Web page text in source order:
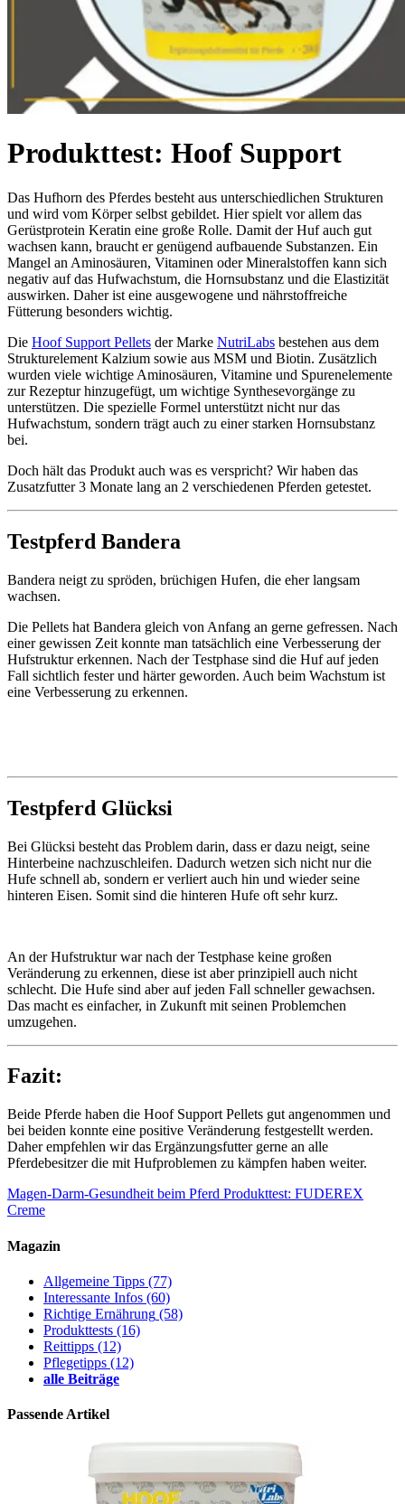
Produkttest: Hoof Support
Das Hufhorn des Pferdes besteht aus unterschiedlichen Strukturen
und wird vom Körper selbst gebildet. Hier spielt vor allem das
Gerüstprotein Keratin eine große Rolle. Damit der Huf auch gut
wachsen kann, braucht er genügend aufbauende Substanzen. Ein
Mangel an Aminosäuren, Vitaminen oder Mineralstoffen kann sich
negativ auf das Hufwachstum, die Hornsubstanz und die Elastizität
auswirken. Daher ist eine ausgewogene und nährstoffreiche
Fütterung besonders wichtig.
Die Hoof Support Pellets der Marke NutriLabs bestehen aus dem
Strukturelement Kalzium sowie aus MSM und Biotin. Zusätzlich
wurden viele wichtige Aminosäuren, Vitamine und Spurenelemente
zur Rezeptur hinzugefügt, um wichtige Synthesevorgänge zu
unterstützen. Die spezielle Formel unterstützt nicht nur das
Hufwachstum, sondern trägt auch zu einer starken Hornsubstanz
bei.
Doch hält das Produkt auch was es verspricht? Wir haben das
Zusatzfutter 3 Monate lang an 2 verschiedenen Pferden getestet.
Testpferd Bandera
Bandera neigt zu spröden, brüchigen Hufen, die eher langsam
wachsen.
Die Pellets hat Bandera gleich von Anfang an gerne gefressen. Nach
einer gewissen Zeit konnte man tatsächlich eine Verbesserung der
Hufstruktur erkennen. Nach der Testphase sind die Huf auf jeden
Fall sichtlich fester und härter geworden. Auch beim Wachstum ist
eine Verbesserung zu erkennen.
Testpferd Glücksi
Bei Glücksi besteht das Problem darin, dass er dazu neigt, seine
Hinterbeine nachzuschleifen. Dadurch wetzen sich nicht nur die
Hufe schnell ab, sondern er verliert auch hin und wieder seine
hinteren Eisen. Somit sind die hinteren Hufe oft sehr kurz.
An der Hufstruktur war nach der Testphase keine großen
Veränderung zu erkennen, diese ist aber prinzipiell auch nicht
schlecht. Die Hufe sind aber auf jeden Fall schneller gewachsen.
Das macht es einfacher, in Zukunft mit seinen Problemchen
umzugehen.
Fazit:
Beide Pferde haben die Hoof Support Pellets gut angenommen und
bei beiden konnte eine positive Veränderung festgestellt werden.
Daher empfehlen wir das Ergänzungsfutter gerne an alle
Pferdebesitzer die mit Hufproblemen zu kämpfen haben weiter.
Magen-Darm-Gesundheit beim Pferd Produkttest: FUDEREX
Creme
Magazin
Allgemeine Tipps (77)
Interessante Infos (60)
Richtige Ernährung (58)
Produkttests (16)
Reittipps (12)
Pflegetipps (12)
alle Beiträge
Passende Artikel